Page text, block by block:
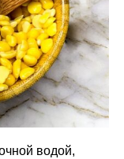
водой,